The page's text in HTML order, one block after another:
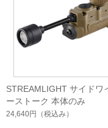
STREAMLIGHT サイドワ
ーストーク 本体のみ
24,640円 （税込み）